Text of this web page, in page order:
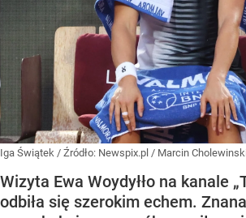
Iga Świątek / Źródło: Newspix.pl / Marcin
Wizyta Ewa Woydyłło na kanale
odbiła się szerokim echem.